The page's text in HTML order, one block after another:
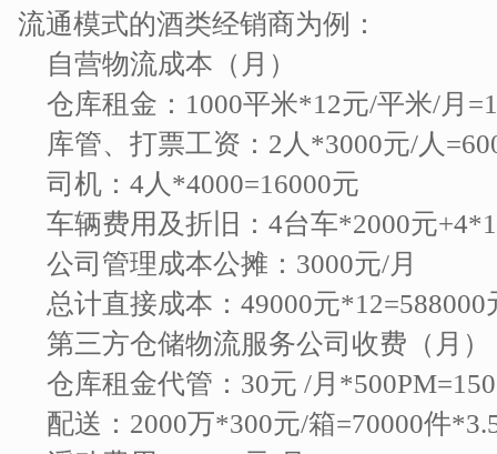
流通模式的酒类经销商为例：
自营物流成本（月）
仓库租金：1000平米*12元/平米/月
库管、打票工资：2人*3000元/人
司机：4人*4000=16000元
车辆费用及折旧：4台车*2000元
公司管理成本公摊：3000元/月
总计直接成本：49000元*12=588000
第三方仓储物流服务公司收费（月）
仓库租金代管：30元 /月
配送：2000万*300元/箱=70000件